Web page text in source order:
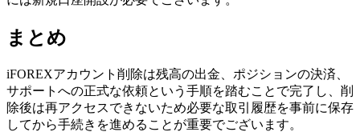
まとめ
iFOREXアカウント削除は残高の出金、ポジションの決済、
サポートへの正式な依頼という手順を踏むことで完了し、削
除後は再アクセスできないため必要な取引履歴を事前に保存
してから手続きを進めることが重要でございます。